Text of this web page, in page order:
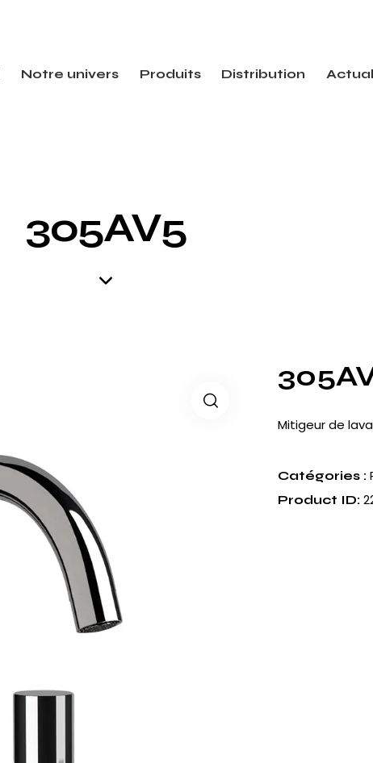
Notre univers Produits Distribution
305AV5
Mitigeur de
Catégories :
Product ID: